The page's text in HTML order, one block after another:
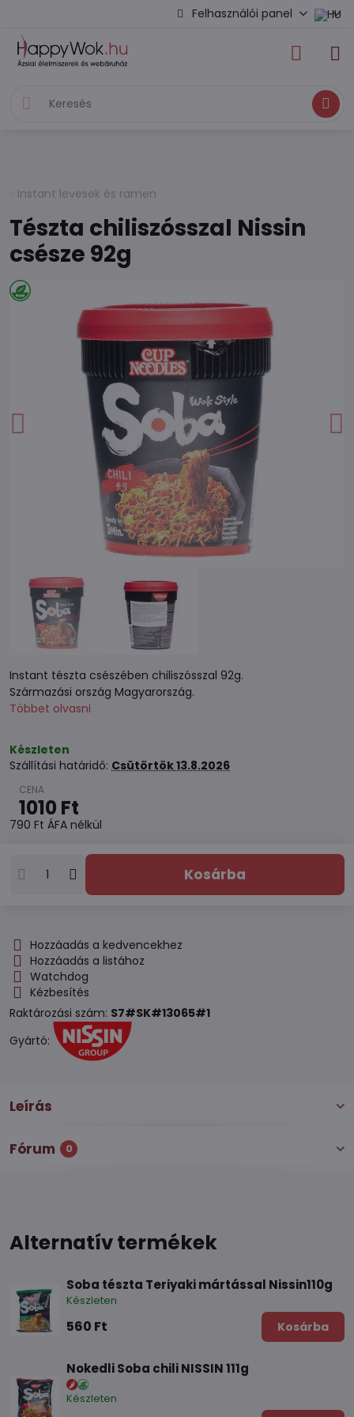
Felhasználói panel
Keresés
Instant levesek és ramen
Tészta chiliszósszal Nissin
csésze 92g
Instant tészta csészében chiliszósszal 92g.
Származási ország Magyarország.
Többet olvasni
Készleten
Szállítási határidő: Csütörtök13.8.2026
1010 Ft
790 Ft ÁFA nélkül
Kosárba
Hozzáadás a kedvencekhez
Hozzáadás a listához
Watchdog
Kézbesítés
Raktározási szám: S7#SK#13065#1
Gyártó:
Leírás
Fórum 0
Alternatív termékek
Soba tészta Teriyaki mártással Nissin110g
Készleten
560 Ft Kosárba
Nokedli Soba chili NISSIN 111g
Készleten